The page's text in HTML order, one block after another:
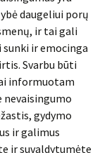
daugeliui porų
ir tai gali
sunki ir emocinga
Svarbu būti
informuotam
nevaisingumo
gydymo
ir galimus
ir suvaldytumėte